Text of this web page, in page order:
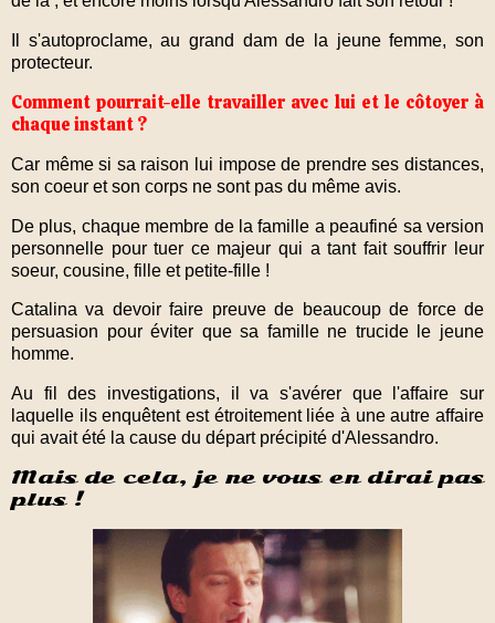
Il s'autoproclame, au grand dam de la jeune femme, son
protecteur.
Comment pourrait-elle travailler avec lui et le côtoyer à
chaque instant ?
Car même si sa raison lui impose de prendre ses distances,
son coeur et son corps ne sont pas du même avis.
De plus, chaque membre de la famille a peaufiné sa version
personnelle pour tuer ce majeur qui a tant fait souffrir leur
soeur, cousine, fille et petite-fille !
Catalina va devoir faire preuve de beaucoup de force de
persuasion pour éviter que sa famille ne trucide le jeune
homme.
Au fil des investigations, il va s'avérer que l'affaire sur
laquelle ils enquêtent est étroitement liée à une autre affaire
qui avait été la cause du départ précipité d'Alessandro.
Mais de cela, je ne vous en dirai pas
plus !